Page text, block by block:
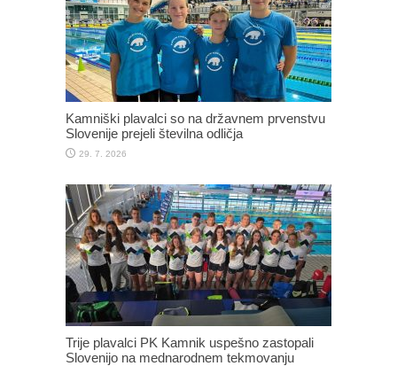
Kamniški plavalci so na državnem prvenstvu
Slovenije prejeli številna odličja
29. 7. 2026
Trije plavalci PK Kamnik uspešno zastopali
Slovenijo na mednarodnem tekmovanju